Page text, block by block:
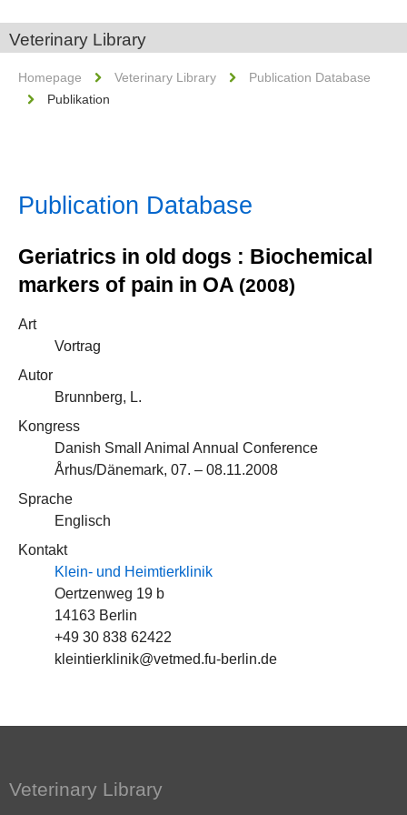
Veterinary Library
Homepage Veterinary Library
Publication Database
Publikation
Publication Database
Geriatrics in old dogs : Biochemical
markers of pain in OA (2008)
Art
Vortrag
Autor
Brunnberg, L.
Kongress
Danish Small Animal Annual Conference
Århus/Dänemark, 07. – 08.11.2008
Sprache
Englisch
Kontakt
Klein- und Heimtierklinik
Oertzenweg 19 b
14163 Berlin
+49 30 838 62422
kleintierklinik@vetmed.fu-berlin.de
Veterinary Library